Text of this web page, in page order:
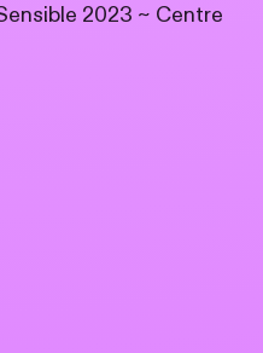
2023 ~ Centre